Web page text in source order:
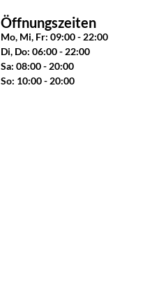
Öffnungszeiten
Mo, Mi, Fr: 09:00 - 22:00
Di, Do: 06:00 - 22:00
Sa: 08:00 - 20:00
So: 10:00 - 20:00